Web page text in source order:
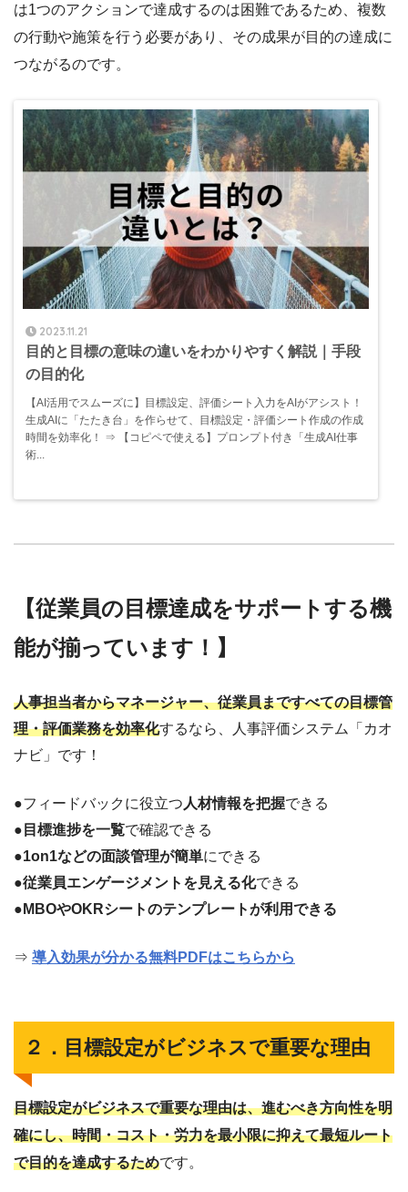
は1つのアクションで達成するのは困難であるため、複数
の行動や施策を行う必要があり、その成果が目的の達成に
つながるのです。
2023.11.21
目的と目標の意味の違いをわかりやすく解説｜手段
の目的化
【AI活用でスムーズに】目標設定、評価シート入力をAIがアシスト！
生成AIに「たたき台」を作らせて、目標設定・評価シート作成の作成
時間を効率化！ ⇒ 【コピペで使える】プロンプト付き「生成AI仕事
術...
【従業員の目標達成をサポートする機
能が揃っています！】
人事担当者からマネージャー、従業員まですべての目標管
理・評価業務を効率化するなら、人事評価システム「カオ
ナビ」です！
●フィードバックに役立つ 人材情報を把握できる
● 目標進捗を一覧で確認できる
●1on1などの面談管理が簡単にできる
●従業員エンゲージメントを見える化できる
● MBOやOKRシートのテンプレートが利用できる
⇒ 導入効果が分かる無料PDFはこちらから
２．目標設定がビジネスで重要な理由
目標設定がビジネスで重要な理由は、進むべき方向性を明
確にし、時間・コスト・労力を最小限に抑えて最短ルート
で目的を達成するためです。